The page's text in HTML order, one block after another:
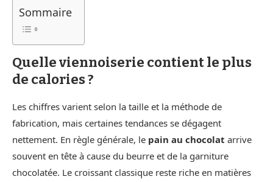
Sommaire
Quelle viennoiserie contient le plus
de calories ?
Les chiffres varient selon la taille et la méthode de
fabrication, mais certaines tendances se dégagent
nettement. En règle générale, le pain au chocolat arrive
souvent en tête à cause du beurre et de la garniture
chocolatée. Le croissant classique reste riche en matières